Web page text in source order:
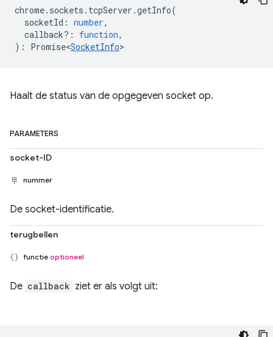
chrome. sockets . tcpServer .getInfo(
socketId : number,
callback? : function,
) : Promise<SocketInfo>
Haalt de status van de opgegeven socket op.
PARAMETERS
socket-ID
nummer
De socket-identificatie.
terugbellen
functie optioneel
De callback ziet er als volgt uit: